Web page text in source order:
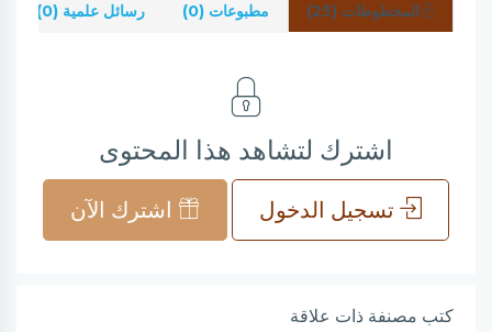
المخطوطات (25) مطبوعات (0) رسائل علمية (0)
اشترك لتشاهد هذا المحتوى
تسجيل الدخول اشترك الآن
كتب مصنفة ذات علاقة